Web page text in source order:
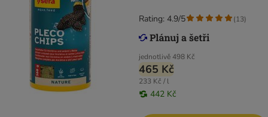
jednotlivě498 Kč
465 Kč
233 Kč / l
442 Kč
Rating: 4.9/5 (13)